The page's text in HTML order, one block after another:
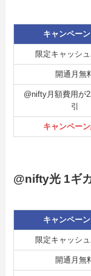
キャンペー
限定キャッシ
開通月無
@nifty月額費用が
引
キャンペー
@nifty光 1ギ
キャンペー
限定キャッシ
開通月無